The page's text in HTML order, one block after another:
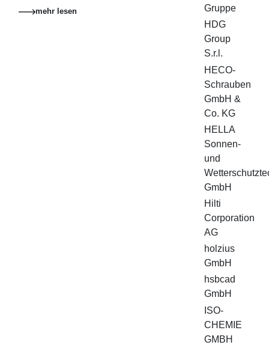
mehr lesen
Gruppe
HDG
Group
S.r.l.
HECO-
Schrauben
GmbH &
Co. KG
HELLA
Sonnen-
und
GmbH
Hilti
Corporation
AG
holzius
GmbH
hsbcad
GmbH
ISO-
CHEMIE
GMBH